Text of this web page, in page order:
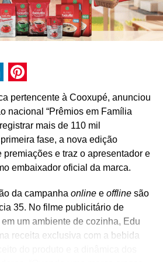
e vibrar pelo nosso time.
do torcedor brasileiro e levar o
o consumidor apaixonado por
diretora de marketing da Wine.
para incentivar a
Verão da Sorte com
Pinterest
pertencente à Cooxupé, anunciou
nacional “Prêmios em Família
mais de 110 mil
fase, a nova edição
e traz o apresentador e
embaixador oficial da marca.
da campanha onlinee offlinesão
35. No filme publicitário de
um ambiente de cozinha, Edu
receita exclusiva com a bebida